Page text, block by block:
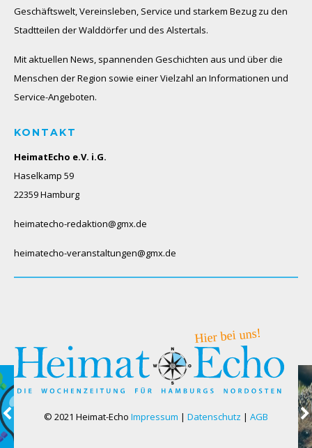
Geschäftswelt, Vereinsleben, Service und starkem Bezug zu den
Stadtteilen der Walddörfer und des Alstertals.
Mit aktuellen News, spannenden Geschichten aus und über die
Menschen der Region sowie einer Vielzahl an Informationen und
Service-Angeboten.
KONTAKT
HeimatEcho e.V. i.G.
Haselkamp 59
22359 Hamburg
heimatecho-redaktion@gmx.de
heimatecho-veranstaltungen@gmx.de
© 2021 Heimat-Echo Impressum | Datenschutz | AGB